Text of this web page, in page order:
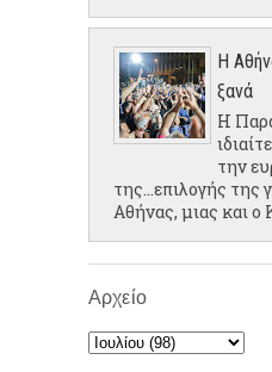
Η
ξανά
Η
την
της...επιλογής της
Αθήνας, μιας και
Αρχείο